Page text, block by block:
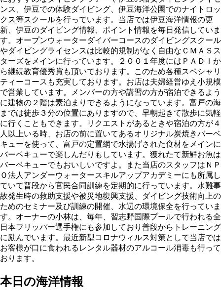
ンス、伊豆での体験ダイビング、伊豆海洋公園でのナイトロッ
クス等スクールを行っています。当店では伊豆海洋情報の更
新、伊豆のダイビング情報、ポイント情報を毎日発信していま
す。オープンウォーターダイバーコースのダイビングスクール
やダイビングライセンスは比較的規制がなく自由なＣＭＡＳス
ターズをメインに行っています。２００１年度にはＰＡＤＩか
ら継続教育優秀賞も頂いております。このため各種スペシャリ
ティーコースも充実しております。お店は夫婦経営ゆえ小規模
で営業しています。メンバーの方や講習の方が宿泊できるよう
に建物の２階は素泊まりできるようになっています。富戸の海
までは徒歩３分の位置にありますので、早朝起きて散歩に気軽
に行くこともできます。リクエストがあるときや宿泊の方が４
人以上いる時、お店の前に置いてあるオリジナル炭焼きバーベ
キューを使って、富戸の定置網で水揚げされた食材をメインに
バーベキューで楽しんだりもしています。獲れたて新鮮お魚は
バーベキューでもおいしいですよ。また当店のスタッフはＮＰ
Ｏ法人アンダーウォータースキルアップアカデミーにも所属し
ていて普段から官民合同訓練を定期的に行っています。水難事
故発生時の救助支援や被災地復興支援、ダイビング技術向上の
ためのセミナー及び訓練の開催、水辺の環境保全を行っていま
す。オーナーの小林は、毎年、習志野国際プールで行われる全
日本フリッパー選手権にも参加しており普段からトレーニング
に励んでいます。最近新型コロナウィルス対策として当店では
お客様が口に食われるレンタル器材のアルコール消毒も行って
おります。
本日の海洋情報